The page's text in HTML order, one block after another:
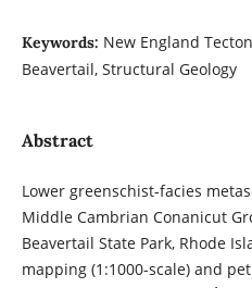
Keywords: New England
Beavertail, Structural Geology
Abstract
Lower greenschist-facies
Middle Cambrian Conanicut
Beavertail State Park, Rhode
mapping (1:1000-scale) and